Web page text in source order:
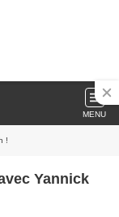
MENU
!
Yannick